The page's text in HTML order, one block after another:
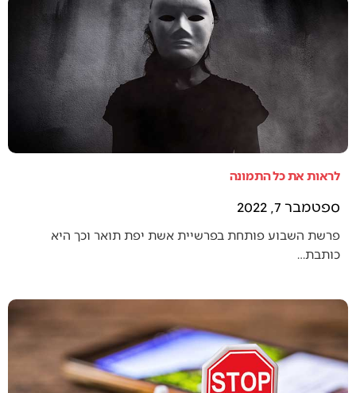
לראות את כל התמונה
ספטמבר 7, 2022
פרשת השבוע פותחת בפרשיית אשת יפת תואר וכך היא
כותבת…